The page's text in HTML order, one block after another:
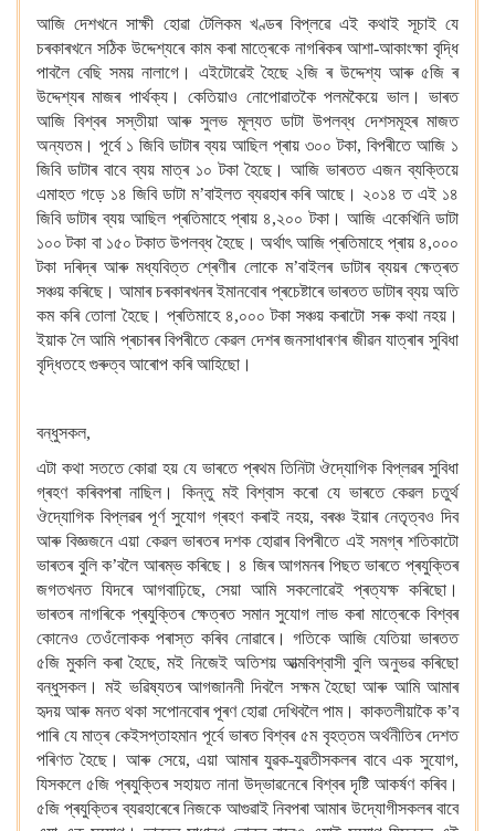
আজি দেশখনে সাক্ষী হোৱা টেলিকম খণ্ডৰ বিপ্লৱে এই কথাই সূচাই যে
চৰকাৰখনে সঠিক উদ্দেশ্যৰে কাম কৰা মাত্ৰেকে নাগৰিকৰ আশা-আকাংক্ষা বৃদ্ধি
পাবলৈ বেছি সময় নালাগে। এইটোৱেই হৈছে ২জি ৰ উদ্দেশ্য আৰু ৫জি ৰ
উদ্দেশ্যৰ মাজৰ পাৰ্থক্য। কেতিয়াও নোপোৱাতকৈ পলমকৈয়ে ভাল। ভাৰত
আজি বিশ্বৰ সস্তীয়া আৰু সুলভ মূল্যত ডাটা উপলব্ধ দেশসমূহৰ মাজত
অন্যতম। পূৰ্বে ১ জিবি ডাটাৰ ব্যয় আছিল প্ৰায় ৩০০ টকা, বিপৰীতে আজি ১
জিবি ডাটাৰ বাবে ব্যয় মাত্ৰ ১০ টকা হৈছে। আজি ভাৰতত এজন ব্যক্তিয়ে
এমাহত গড়ে ১৪ জিবি ডাটা ম’বাইলত ব্যৱহাৰ কৰি আছে। ২০১৪ ত এই ১৪
জিবি ডাটাৰ ব্যয় আছিল প্ৰতিমাহে প্ৰায় ৪,২০০ টকা। আজি একেখিনি ডাটা
১০০ টকা বা ১৫০ টকাত উপলব্ধ হৈছে। অৰ্থাৎ আজি প্ৰতিমাহে প্ৰায় ৪,০০০
টকা দৰিদ্ৰ আৰু মধ্যবিত্ত শ্ৰেণীৰ লোকে ম’বাইলৰ ডাটাৰ ব্যয়ৰ ক্ষেত্ৰত
সঞ্চয় কৰিছে। আমাৰ চৰকাৰখনৰ ইমানবোৰ প্ৰচেষ্টাৰে ভাৰতত ডাটাৰ ব্যয় অতি
কম কৰি তোলা হৈছে। প্ৰতিমাহে ৪,০০০ টকা সঞ্চয় কৰাটো সৰু কথা নহয়।
ইয়াক লৈ আমি প্ৰচাৰৰ বিপৰীতে কেৱল দেশৰ জনসাধাৰণৰ জীৱন যাত্ৰাৰ সুবিধা
বৃদ্ধিতহে গুৰুত্ব আৰোপ কৰি আহিছো।
বন্ধুসকল,
এটা কথা সততে কোৱা হয় যে ভাৰতে প্ৰথম তিনিটা ঔদ্যোগিক বিপ্লৱৰ সুবিধা
গ্ৰহণ কৰিবপৰা নাছিল। কিন্তু মই বিশ্বাস কৰো যে ভাৰতে কেৱল চতুৰ্থ
ঔদ্যোগিক বিপ্লৱৰ পূৰ্ণ সুযোগ গ্ৰহণ কৰাই নহয়, বৰঞ্চ ইয়াৰ নেতৃত্বও দিব
আৰু বিজ্ঞজনে এয়া কেৱল ভাৰতৰ দশক হোৱাৰ বিপৰীতে এই সমগ্ৰ শতিকাটো
ভাৰতৰ বুলি ক’বলৈ আৰম্ভ কৰিছে। ৪ জিৰ আগমনৰ পিছত ভাৰতে প্ৰযুক্তিৰ
জগতখনত যিদৰে আগবাঢ়িছে, সেয়া আমি সকলোৱেই প্ৰত্যক্ষ কৰিছো।
ভাৰতৰ নাগৰিকে প্ৰযুক্তিৰ ক্ষেত্ৰত সমান সুযোগ লাভ কৰা মাত্ৰেকে বিশ্বৰ
কোনেও তেওঁলোকক পৰাস্ত কৰিব নোৱাৰে। গতিকে আজি যেতিয়া ভাৰতত
৫জি মুকলি কৰা হৈছে, মই নিজেই অতিশয় আত্মবিশ্বাসী বুলি অনুভৱ কৰিছো
বন্ধুসকল। মই ভৱিষ্যতৰ আগজাননী দিবলৈ সক্ষম হৈছো আৰু আমি আমাৰ
হৃদয় আৰু মনত থকা সপোনবোৰ পূৰণ হোৱা দেখিবলৈ পাম। কাকতলীয়াকৈ ক’ব
পাৰি যে মাত্ৰ কেইসপ্তাহমান পূৰ্বে ভাৰত বিশ্বৰ ৫ম বৃহত্তম অৰ্থনীতিৰ দেশত
পৰিণত হৈছে। আৰু সেয়ে, এয়া আমাৰ যুৱক-যুৱতীসকলৰ বাবে এক সুযোগ,
যিসকলে ৫জি প্ৰযুক্তিৰ সহায়ত নানা উদ্ভাৱনেৰে বিশ্বৰ দৃষ্টি আকৰ্ষণ কৰিব।
৫জি প্ৰযুক্তিৰ ব্যৱহাৰেৰে নিজকে আগুৱাই নিবপৰা আমাৰ উদ্যোগীসকলৰ বাবে